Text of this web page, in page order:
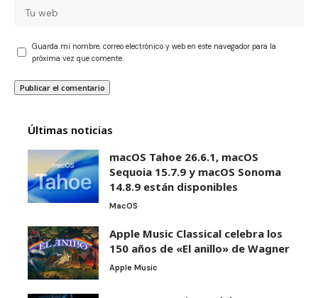
Guarda mi nombre, correo electrónico y web en este navegador para la
próxima vez que comente.
Últimas noticias
macOS Tahoe 26.6.1, macOS
Sequoia 15.7.9 y macOS Sonoma
14.8.9 están disponibles
MacOS
Apple Music Classical celebra los
150 años de «El anillo» de Wagner
Apple Music